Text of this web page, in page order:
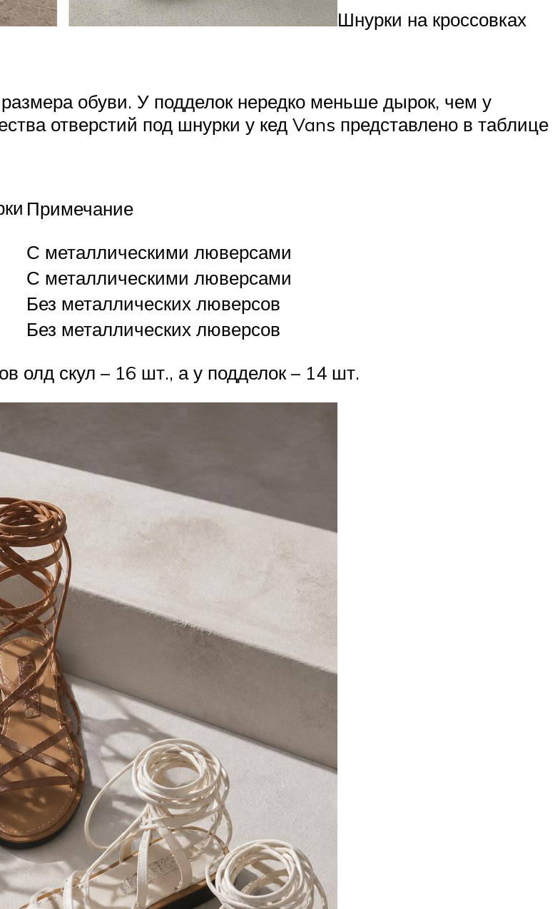
Шнурки на кроссовках
обуви. У подделок нередко меньше дырок, чем у
отверстий под шнурки у кед Vans представлено в таблице
Примечание
С металлическими люверсами
С металлическими люверсами
Без металлических люверсов
Без металлических люверсов
олд скул – 16 шт., а у подделок – 14 шт.